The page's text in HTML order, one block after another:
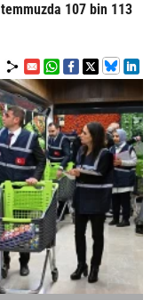
107 bin 113